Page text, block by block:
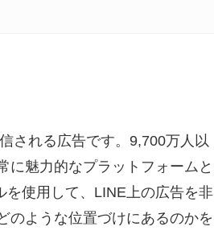
される広告です。9,700万人以
に魅力的なプラットフォームと
使用して、LINE上の広告を非
のような位置づけにあるのかを